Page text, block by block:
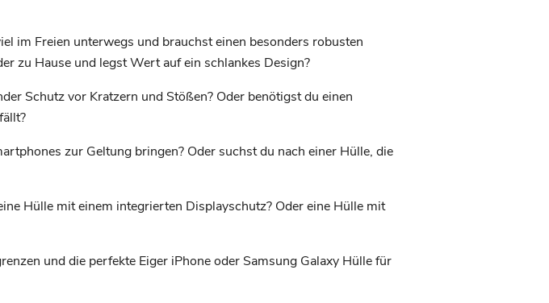
im Freien unterwegs und brauchst einen besonders robusten
zu Hause und legst Wert auf ein schlankes Design?
Schutz vor Kratzern und Stößen? Oder benötigst du einen
zur Geltung bringen? Oder suchst du nach einer Hülle, die
Hülle mit einem integrierten Displayschutz? Oder eine Hülle mit
und die perfekte Eiger iPhone oder Samsung Galaxy Hülle für